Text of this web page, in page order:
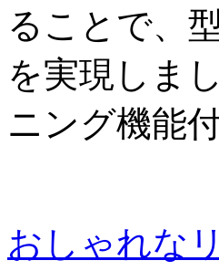
ることで、
を実現しま
ニング機能
おしゃれな